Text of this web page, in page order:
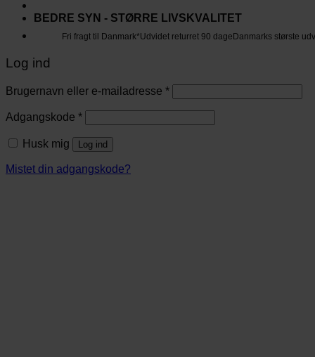
BEDRE SYN - STØRRE LIVSKVALITET
Fri fragt til Danmark*Udvidet returret 90 dage Danmarks største
Log ind
Brugernavn eller e-mailadresse *
Adgangskode *
Husk mig Log ind
Mistet din adgangskode?